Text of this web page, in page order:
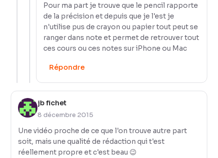
Pour ma part je trouve que le pencil rapporte
de la précision et depuis que je l'est je
n'utilise pus de crayon ou papier tout peut se
ranger dans note et permet de retrouver tout
ces cours ou ces notes sur iPhone ou Mac
Répondre
jb fichet
8 décembre 2015
Une vidéo proche de ce que l'on trouve autre part
soit, mais une qualité de rédaction qui t'est
réellement propre et c'est beau 😉